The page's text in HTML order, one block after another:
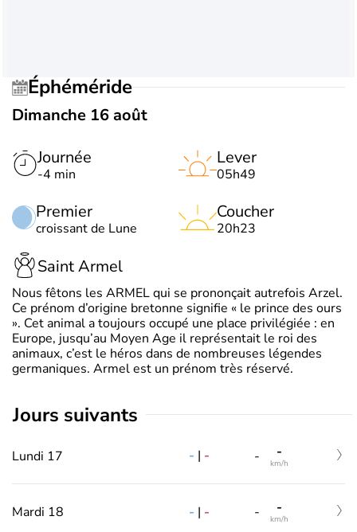
Éphéméride
Dimanche 16 août
Journée
-4 min
Premier
croissant de Lune
Lever
05h49
Coucher
20h23
Saint Armel
Nous fêtons les ARMEL qui se prononçait autrefois Arzel.
Ce prénom d’origine bretonne signifie « le prince des ours
». Cet animal a toujours occupé une place privilégiée : en
Europe, jusqu’au Moyen Age il représentait le roi des
animaux, c’est le héros dans de nombreuses légendes
germaniques. Armel est un prénom très réservé.
jours suivants
Lundi 17 - | - - -
km/h
Mardi 18 - | - - -
km/h